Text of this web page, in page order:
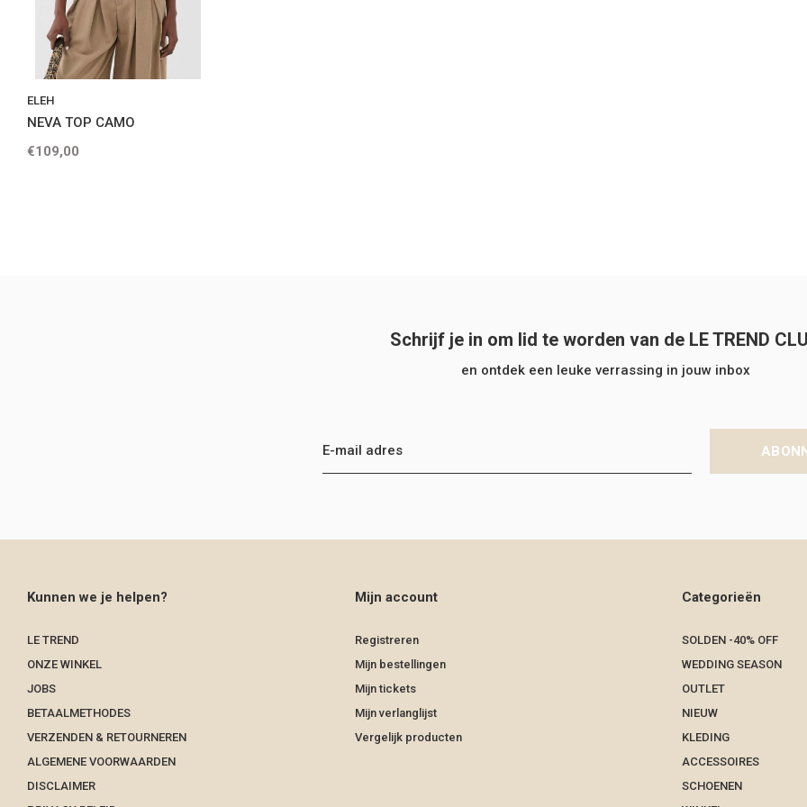
ELEH
NEVA TOP CAMO
€109,00
Schrijf je in om lid te worden van de LE TREND
en ontdek een leuke verrassing in jouw inbox
Kunnen we je helpen?
LE TREND
ONZE WINKEL
JOBS
BETAALMETHODES
VERZENDEN & RETOURNEREN
ALGEMENE VOORWAARDEN
DISCLAIMER
Mijn account
Registreren
Mijn bestellingen
Mijn tickets
Mijn verlanglijst
Vergelijk producten
Categorieën
SOLDEN -40% OFF
WEDDING SEASON
OUTLET
NIEUW
KLEDING
ACCESSOIRES
SCHOENEN